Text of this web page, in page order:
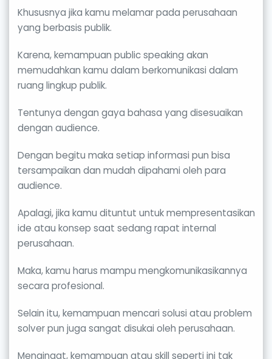
Khususnya jika kamu melamar pada perusahaan
yang berbasis publik.
Karena, kemampuan public speaking akan
memudahkan kamu dalam berkomunikasi dalam
ruang lingkup publik.
Tentunya dengan gaya bahasa yang disesuaikan
dengan audience.
Dengan begitu maka setiap informasi pun bisa
tersampaikan dan mudah dipahami oleh para
audience.
Apalagi, jika kamu dituntut untuk mempresentasikan
ide atau konsep saat sedang rapat internal
perusahaan.
Maka, kamu harus mampu mengkomunikasikannya
secara profesional.
Selain itu, kemampuan mencari solusi atau problem
solver pun juga sangat disukai oleh perusahaan.
Mengingat, kemampuan atau skill seperti ini tak